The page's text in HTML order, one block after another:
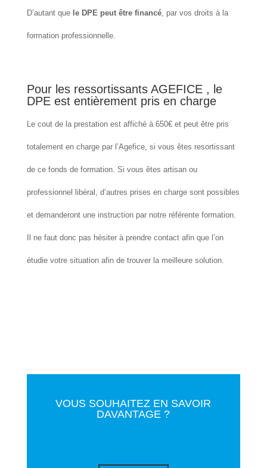
D’autant que le DPE peut être financé, par vos droits à la
formation professionnelle.
Pour les ressortissants AGEFICE , le
DPE est entièrement pris en charge
Le cout de la prestation est affiché à 650€ et peut être pris
totalement en charge par l’Agefice, si vous êtes resortissant
de ce fonds de formation. Si vous êtes artisan ou
professionnel libéral, d’autres prises en charge sont possibles
et demanderont une instruction par notre référente formation.
Il ne faut donc pas hésiter à prendre contact afin que l’on
étudie votre situation afin de trouver la meilleure solution.
VOUS SOUHAITEZ EN SAVOIR
DAVANTAGE ?